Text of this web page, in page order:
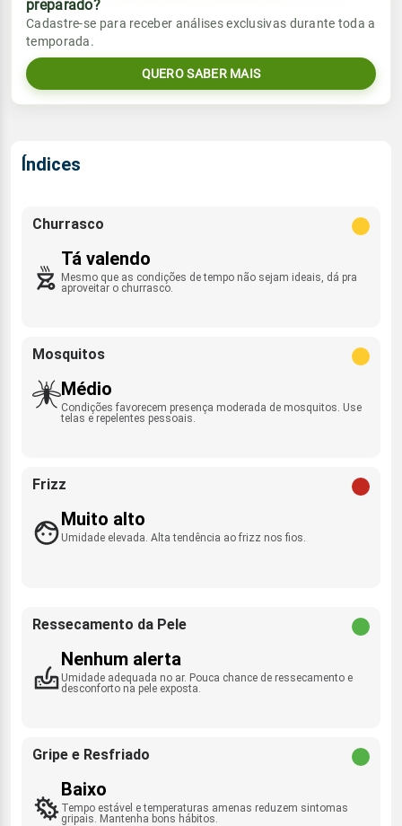
Umidade do ar
85% 99%
Rajada de vento
Sol
06:50h às 17:57h
Lua
Chuva
0.0mm
Umidade do ar
Vento
ENE - 10km/h
Rajada de vento
Sol
preparado?
Cadastre-se para receber análises exclusivas durante toda a
temporada.
QUERO SABER MAIS
Índices
Churrasco
Tá valendo
Mesmo que as condições de tempo não sejam ideais, dá pra
aproveitar o churrasco.
Mosquitos
Médio
Condições favorecem presença moderada de mosquitos. Use
telas e repelentes pessoais.
Frizz
Muito alto
Umidade elevada. Alta tendência ao frizz nos fios.
Ressecamento da Pele
Nenhum alerta
Umidade adequada no ar. Pouca chance de ressecamento e
desconforto na pele exposta.
Gripe e Resfriado
Baixo
Tempo estável e temperaturas amenas reduzem sintomas
gripais. Mantenha bons hábitos.